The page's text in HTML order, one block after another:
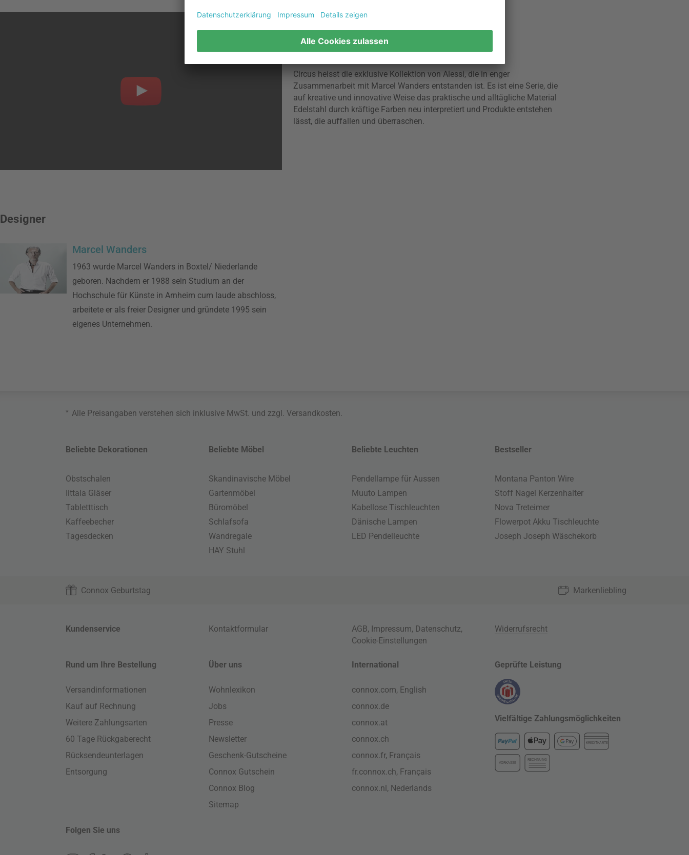
Circus Kollektion von Marcel Wanders
Circus heisst die exklusive Kollektion von Alessi, die in enger
Zusammenarbeit mit Marcel Wanders entstanden ist. Es ist eine Serie, die
auf kreative und innovative Weise das praktische und alltägliche Material
Edelstahl durch kräftige Farben neu interpretiert und Produkte entstehen
lässt, die auffallen und überraschen.
Designer
Marcel Wanders
1963 wurde Marcel Wanders in Boxtel/ Niederlande
geboren. Nachdem er 1988 sein Studium an der
Hochschule für Künste in Arnheim cum laude abschloss,
arbeitete er als freier Designer und gründete 1995 sein
eigenes Unternehmen.
* Alle Preisangaben verstehen sich inklusive MwSt. und zzgl.Versandkosten
Beliebte Dekorationen
Obstschalen
Iittala Gläser
Tabletttisch
Kaffeebecher
Tagesdecken
Beliebte Möbel
Skandinavische Möbel
Gartenmöbel
Büromöbel
Schlafsofa
Wandregale
HAY Stuhl
Beliebte Leuchten
Pendellampe für Aussen
Muuto Lampen
Kabellose Tischleuchten
Dänische Lampen
LED Pendelleuchte
Bestseller
Montana Panton Wire
Stoff Nagel Kerzenhalter
Nova Treteimer
Flowerpot Akku Tischleuchte
Joseph Joseph Wäschekorb
Connox Geburtstag Markenliebling
Kundenservice Kontaktformular AGB, Impressum, Datenschutz,
Cookie-Einstellungen
Widerrufsrecht
Rund um Ihre Bestellung
Versandinformationen
Kauf auf Rechnung
Weitere Zahlungsarten
60 Tage Rückgaberecht
Rücksendeunterlagen
Entsorgung
Über uns
Wohnlexikon
Jobs
Presse
Newsletter
Geschenk-Gutscheine
Connox Gutschein
Connox Blog
Sitemap
International
connox.com, English
connox.de
connox.at
connox.ch
connox.fr, Français
fr.connox.ch, Français
connox.nl, Nederlands
Geprüfte Leistung
Vielfältige Zahlungsmöglichkeiten
KREDITKARTE
VORKASSE
RECHNUNG
Folgen Sie uns